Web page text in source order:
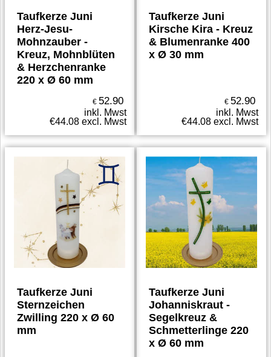
Taufkerze Juni
Herz-Jesu-
Mohnzauber -
Kreuz, Mohnblüten
& Herzchenranke
220 x Ø 60 mm
€ 52.90
inkl. Mwst
€44.08 excl. Mwst
Taufkerze Juni
Kirsche Kira - Kreuz
& Blumenranke 400
x Ø 30 mm
€ 52.90
inkl. Mwst
€44.08 excl. Mwst
Taufkerze Juni
Sternzeichen
Zwilling 220 x Ø 60
mm
Taufkerze Juni
Johanniskraut -
Segelkreuz &
Schmetterlinge 220
x Ø 60 mm